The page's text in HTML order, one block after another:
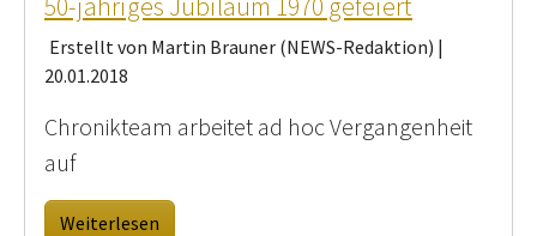
50-jähriges Jubiläum 1970 gefeiert
Erstellt von Martin Brauner (NEWS-Redaktion) |
20.01.2018
Chronikteam arbeitet ad hoc Vergangenheit
auf
Weiterlesen